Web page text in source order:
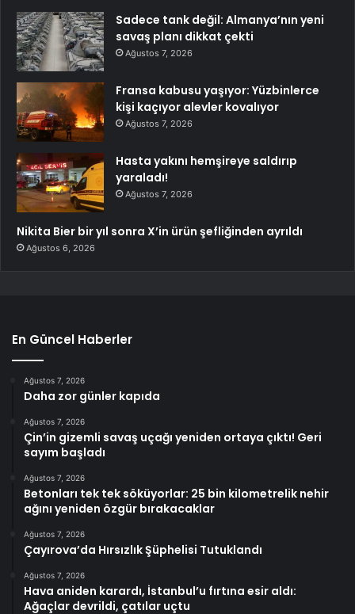
Sadece tank değil: Almanya’nın yeni
savaş planı dikkat çekti
Ağustos 7, 2026
Fransa kabusu yaşıyor: Yüzbinlerce
kişi kaçıyor alevler kovalıyor
Ağustos 7, 2026
Hasta yakını hemşireye saldırıp
yaraladı!
Ağustos 7, 2026
Nikita Bier bir yıl sonra X’in ürün şefliğinden ayrıldı
Ağustos 6, 2026
En Güncel Haberler
Ağustos 7, 2026
Daha zor günler kapıda
Ağustos 7, 2026
Çin’in gizemli savaş uçağı yeniden ortaya çıktı! Geri
sayım başladı
Ağustos 7, 2026
Betonları tek tek söküyorlar: 25 bin kilometrelik nehir
ağını yeniden özgür bırakacaklar
Ağustos 7, 2026
Çayırova’da Hırsızlık Şüphelisi Tutuklandı
Ağustos 7, 2026
Hava aniden karardı, İstanbul’u fırtına esir aldı:
Ağaçlar devrildi, çatılar uçtu